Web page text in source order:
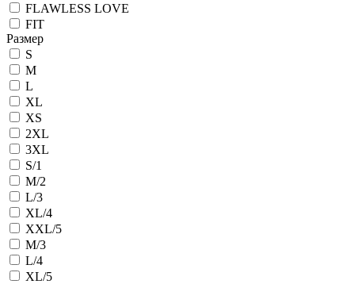
FLAWLESS LOVE
FIT
Размер
S
M
L
XL
XS
2XL
3XL
S/1
M/2
L/3
XL/4
XXL/5
M/3
L/4
XL/5